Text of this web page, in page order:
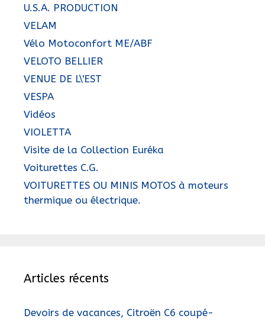
U.S.A. PRODUCTION
VELAM
Vélo Motoconfort ME/ABF
VELOTO BELLIER
VENUE DE L\'EST
VESPA
Vidéos
VIOLETTA
Visite de la Collection Euréka
Voiturettes C.G.
VOITURETTES OU MINIS MOTOS à moteurs
thermique ou électrique.
Articles récents
Devoirs de vacances, Citroën C6 coupé-